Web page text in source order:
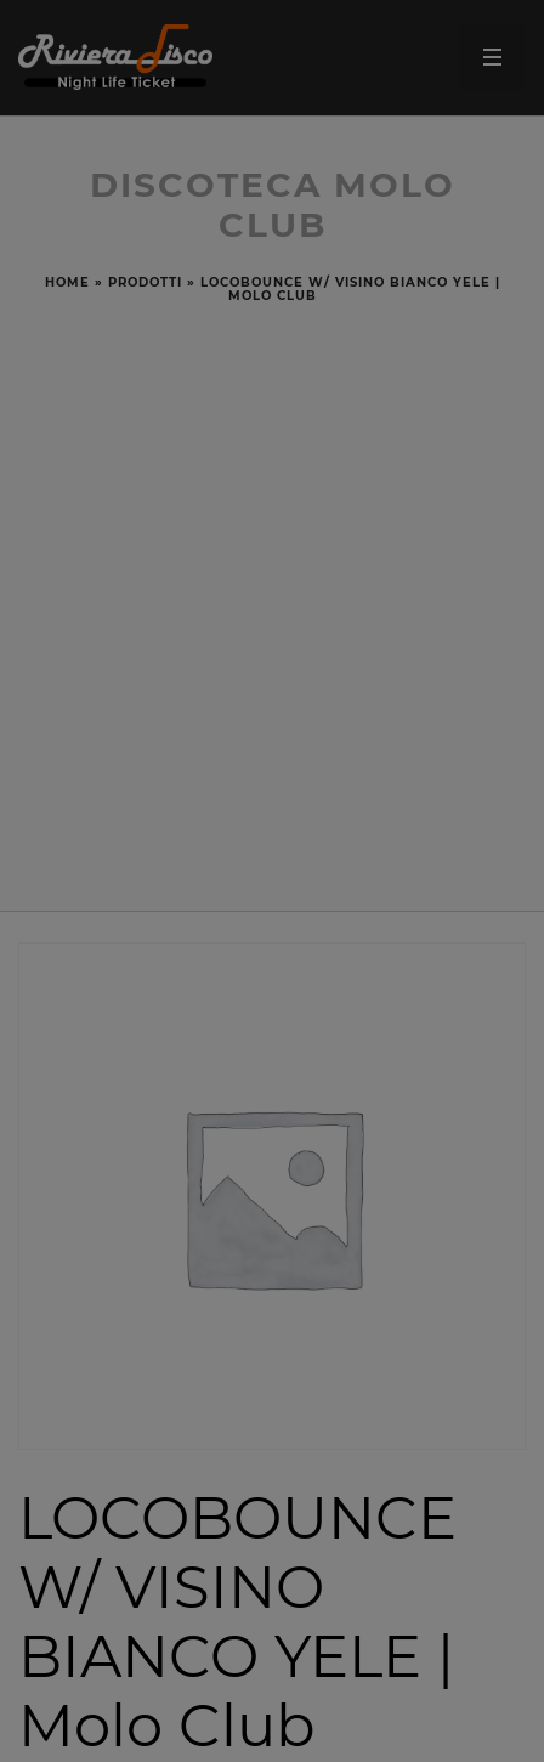
DISCOTECA MOLO
CLUB
HOME » PRODOTTI » LOCOBOUNCE W/ VISINO BIANCO YELE |
MOLO CLUB
LOCOBOUNCE
W/ VISINO
BIANCO YELE |
Molo Club